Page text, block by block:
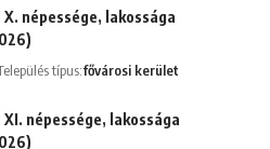
népessége, lakossága
típus:fővárosi kerület
népessége, lakossága